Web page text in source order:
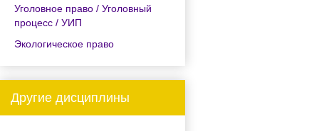
Уголовное право / Уголовный
процесс / УИП
Экологическое право
Другие дисциплины